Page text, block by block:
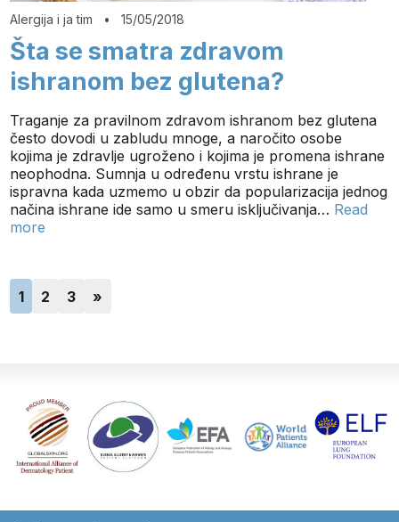
Alergija i ja tim •15/05/2018
Šta se smatra zdravom
ishranom bez glutena?
Traganje za pravilnom zdravom ishranom bez glutena
često dovodi u zabludu mnoge, a naročito osobe
kojima je zdravlje ugroženo i kojima je promena ishrane
neophodna. Sumnja u određenu vrstu ishrane je
ispravna kada uzmemo u obzir da popularizacija jednog
načina ishrane ide samo u smeru isključivanja… Read
more
1 2 3 »